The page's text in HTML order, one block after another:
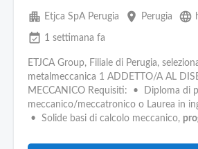
apartment Etjca SpA Perugia place Perugia language
event_available 1 settimana fa
ETJCA Group, Filiale di Perugia,
metalmeccanica 1 ADDETTO/A AL
MECCANICO Requisiti: • Diploma di
meccanico/meccatronico o Laurea in
• Solide basi di calcolo meccanico,